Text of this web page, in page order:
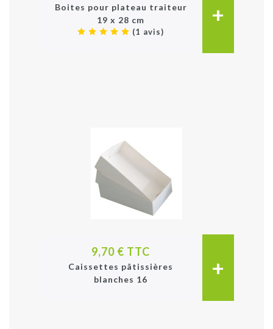
Boites pour plateau traiteur
19 x 28 cm
(1 avis)
+
9,70 € TTC
Caissettes pâtissières
blanches 16
+